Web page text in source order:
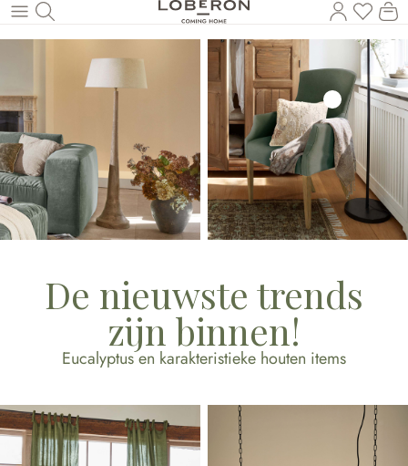
Naar de hoofdinhoud
U
De nieuwste trends
zijn binnen!
Eucalyptus en karakteristieke houten items